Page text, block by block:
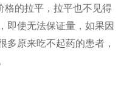
格的拉平，拉平也不见得
即使无法保证量，如果因
多原来吃不起药的患者，